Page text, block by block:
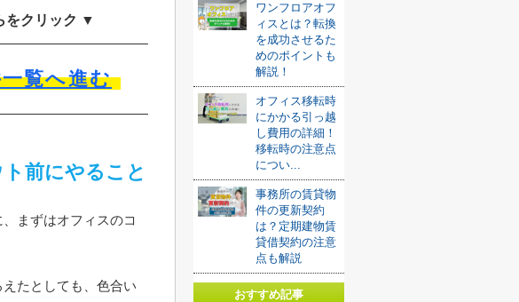
をクリック ▼
覧へ進む
前にやること
まずはオフィスのコ
たとしても、色合い
ワンフロアオフ
ィスとは？転換
を成功させるた
めのポイントも
解説！
オフィス移転時
にかかる引っ越
し費用の詳細！
移転時の注意点
につい...
事務所の賃貸物
件の更新契約
は？定期建物賃
貸借契約の注意
点も解説
おすすめ記事